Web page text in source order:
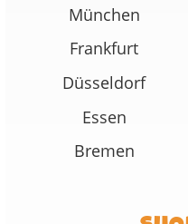
München
Frankfurt
Düsseldorf
Essen
Bremen